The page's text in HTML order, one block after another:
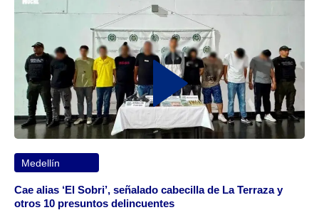
Medellín
Cae alias ‘El Sobri’, señalado cabecilla de La Terraza y
otros 10 presuntos delincuentes